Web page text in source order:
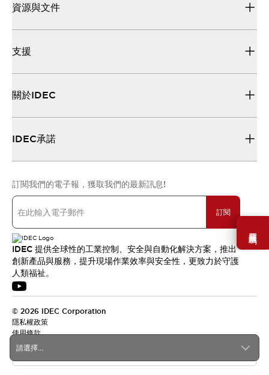
需要幫助嗎？
請選擇...
資源與文件
支援
關於IDEC
IDEC承諾
訂閱我們的電子報，獲取我們的最新訊息!
訂閱
IDEC 提供全球性的工業控制、安全與自動化解決方案，推出
創新產品與服務，提升現場作業效率與安全性，更致力於守護
人類福祉。
© 2026 IDEC Corporation
隱私權政策
使用條款
台灣